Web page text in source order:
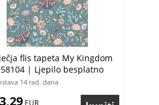
flis tapeta My Kingdom
| Ljepilo besplatno
14 rad. dana